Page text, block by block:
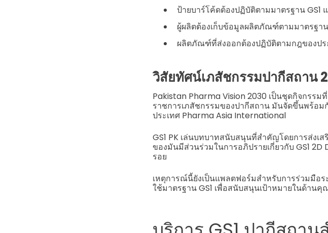
ป้ายบาร์โค้ดต้องปฏิบัติตามมาตรฐาน GS1
ผู้ผลิตต้องเก็บข้อมูลผลิตภัณฑ์ตามมาตรฐา
ผลิตภัณฑ์ที่ส่งออกต้องปฏิบัติตามกฎของปร
วิสัยทัศน์เภสัชกรรมปากีสถาน
Pakistan Pharma Vision 2030 เป็นชุดกิจกรร
ราชการเภสัชกรรมของปากีสถาน มันจัดขึ้นพร้อ
ประเทศ Pharma Asia International
GS1 PK เล่นบทบาทสนับสนุนที่สำคัญโดยการส่งเ
ของมันมีส่วนร่วมในการอภิปรายเกี่ยวกับ GS1
รอย
เหตุการณ์นี้ยังเป็นแพลตฟอร์มสำหรับการร่วมมือ
ใช้มาตรฐาน GS1 เพื่อสนับสนุนเป้าหมายในด้าน